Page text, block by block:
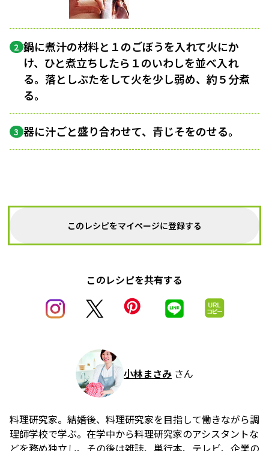
2 鍋に煮汁の材料と１のごぼうを入れて火にか
け、ひと煮立ちしたら１のいわしを並べ入れ
る。落としぶたをして火を少し弱め、約５分煮
る。
3 器に汁ごと盛り合わせて、青じそをのせる。
このレシピをマイページに登録する
このレシピを共有する
小林まさみ さん
料理研究家。結婚後、料理研究家を目指して働きながら調
理師学校で学ぶ。在学中から料理研究家のアシスタントな